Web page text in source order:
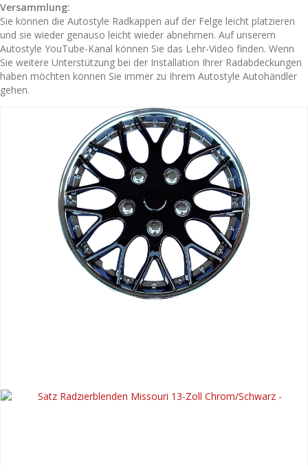
Versammlung:
Sie können die Autostyle Radkappen auf der Felge leicht platzieren
und sie wieder genauso leicht wieder abnehmen. Auf unserem
Autostyle YouTube-Kanal können Sie das Lehr-Video finden. Wenn
Sie weitere Unterstützung bei der Installation Ihrer Radabdeckungen
haben möchten können Sie immer zu Ihrem Autostyle Autohändler
gehen.